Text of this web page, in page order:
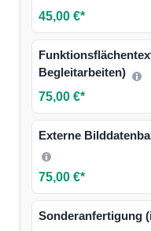
45,00 €*
Begleitarbeiten)
75,00 €*
Externe
75,00 €*
Sonderanfertigung